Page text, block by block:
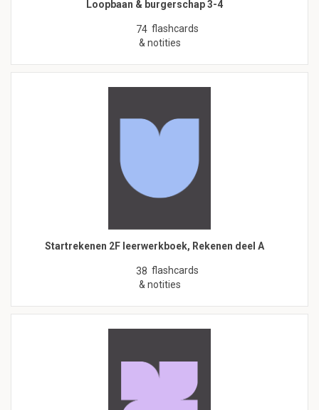
Loopbaan & burgerschap 3-4
74 flashcards
& notities
Startrekenen 2F leerwerkboek, Rekenen deel A
38 flashcards
& notities